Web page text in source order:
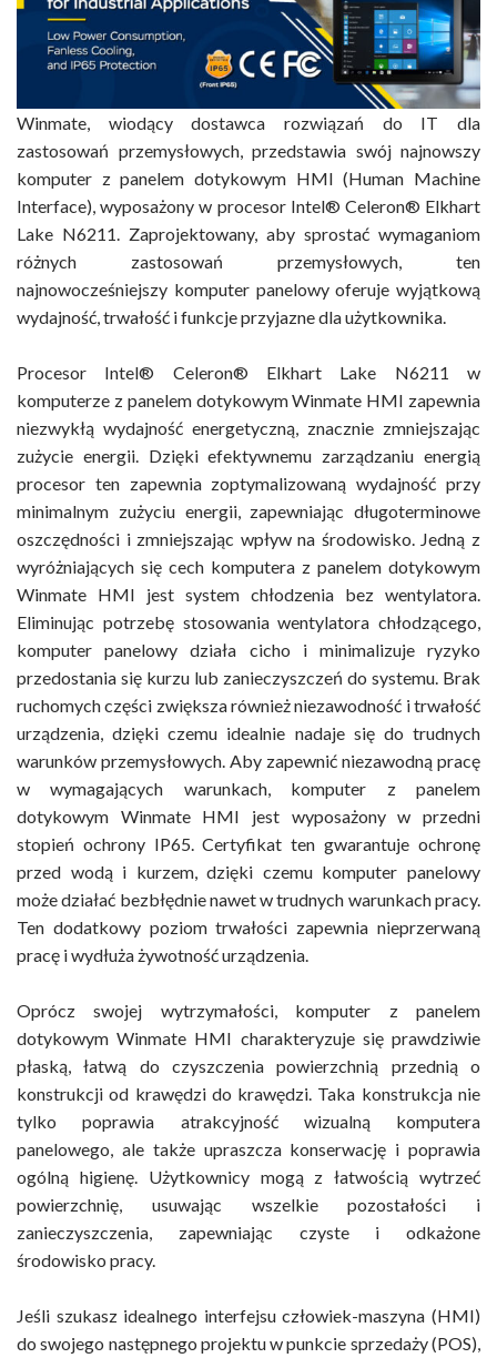
Winmate, wiodący dostawca rozwiązań do IT dla
zastosowań przemysłowych, przedstawia swój najnowszy
komputer z panelem dotykowym HMI (Human Machine
Interface), wyposażony w procesor Intel® Celeron® Elkhart
Lake N6211. Zaprojektowany, aby sprostać wymaganiom
różnych zastosowań przemysłowych, ten
najnowocześniejszy komputer panelowy oferuje wyjątkową
wydajność, trwałość i funkcje przyjazne dla użytkownika.
Procesor Intel® Celeron® Elkhart Lake N6211 w
komputerze z panelem dotykowym Winmate HMI zapewnia
niezwykłą wydajność energetyczną, znacznie zmniejszając
zużycie energii. Dzięki efektywnemu zarządzaniu energią
procesor ten zapewnia zoptymalizowaną wydajność przy
minimalnym zużyciu energii, zapewniając długoterminowe
oszczędności i zmniejszając wpływ na środowisko. Jedną z
wyróżniających się cech komputera z panelem dotykowym
Winmate HMI jest system chłodzenia bez wentylatora.
Eliminując potrzebę stosowania wentylatora chłodzącego,
komputer panelowy działa cicho i minimalizuje ryzyko
przedostania się kurzu lub zanieczyszczeń do systemu. Brak
ruchomych części zwiększa również niezawodność i trwałość
urządzenia, dzięki czemu idealnie nadaje się do trudnych
warunków przemysłowych. Aby zapewnić niezawodną pracę
w wymagających warunkach, komputer z panelem
dotykowym Winmate HMI jest wyposażony w przedni
stopień ochrony IP65. Certyfikat ten gwarantuje ochronę
przed wodą i kurzem, dzięki czemu komputer panelowy
może działać bezbłędnie nawet w trudnych warunkach pracy.
Ten dodatkowy poziom trwałości zapewnia nieprzerwaną
pracę i wydłuża żywotność urządzenia.
Oprócz swojej wytrzymałości, komputer z panelem
dotykowym Winmate HMI charakteryzuje się prawdziwie
płaską, łatwą do czyszczenia powierzchnią przednią o
konstrukcji od krawędzi do krawędzi. Taka konstrukcja nie
tylko poprawia atrakcyjność wizualną komputera
panelowego, ale także upraszcza konserwację i poprawia
ogólną higienę. Użytkownicy mogą z łatwością wytrzeć
powierzchnię, usuwając wszelkie pozostałości i
zanieczyszczenia, zapewniając czyste i odkażone
środowisko pracy.
Jeśli szukasz idealnego interfejsu człowiek-maszyna (HMI)
do swojego następnego projektu w punkcie sprzedaży (POS),